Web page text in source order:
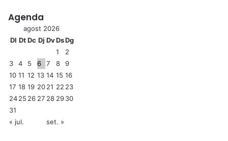
Agenda
agost 2026
Dl DtDc Dj DvDsDg
1
2
3
4 5 6 7 8
9
10 11 12 13 14 15 16
17 18 19 2021 22 23
2425 26 27 28 2930
31
« jul.
set. »